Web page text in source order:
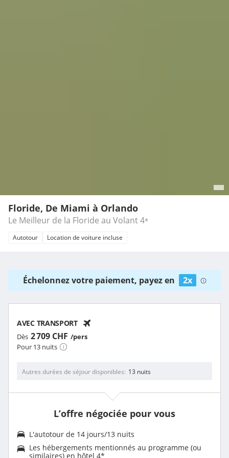
Floride, De Miami à Orlando
Le Meilleur de la Floride au Volant4*
Autotour Location de voiture incluse
Échelonnez votre paiement, payez en 2x
AVEC TRANSPORT
Dès 2 709 CHF /pers
Pour 13 nuits
Autres durées de séjour disponibles 13 nuits
L’offre négociée pour vous
L'autotour de 14 jours/13 nuits
Les hébergements mentionnés au programme (ou
similaires) en hôtel 4*